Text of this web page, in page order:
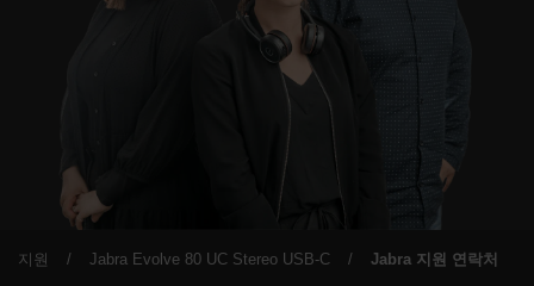
지원 Jabra Evolve 80 UC Stereo USB-C Jabra 지원 연락처